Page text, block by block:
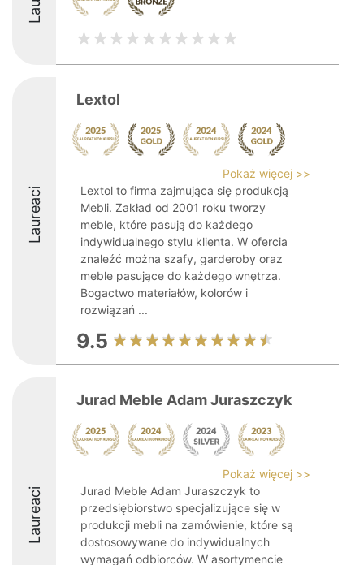
Laureaci
Lextol
Pokaż więcej >>
Lextol to firma zajmująca się produkcją
Mebli. Zakład od 2001 roku tworzy
meble, które pasują do każdego
indywidualnego stylu klienta. W ofercia
znaleźć można szafy, garderoby oraz
meble pasujące do każdego wnętrza.
Bogactwo materiałów, kolorów i
rozwiązań ...
9.5
Laureaci
Jurad Meble Adam Juraszczyk
Pokaż więcej >>
Jurad Meble Adam Juraszczyk to
przedsiębiorstwo specjalizujące się w
produkcji mebli na zamówienie, które są
dostosowywane do indywidualnych
wymagań odbiorców. W asortymencie